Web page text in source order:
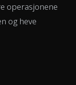
operasjonene
og heve